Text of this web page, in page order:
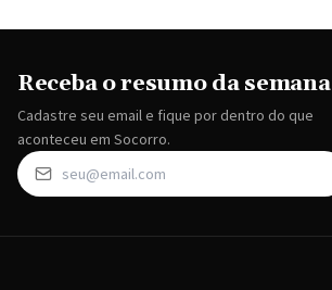
Receba o resumo da semana
Cadastre seu email e fique por dentro do que
aconteceu em Socorro.